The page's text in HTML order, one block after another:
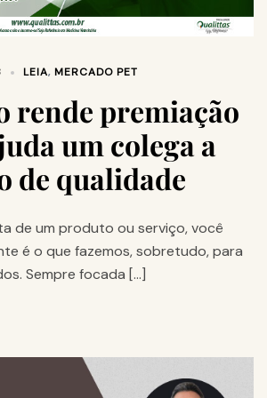
LEIA, MERCADO PET
rende premiação
um colega a
de qualidade
de um produto ou serviço, você
é o que fazemos, sobretudo, para
Sempre focada […]